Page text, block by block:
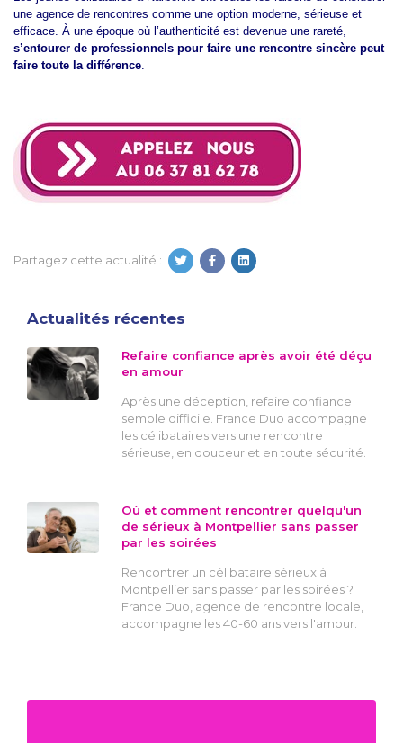
une agence de rencontres comme une option moderne, sérieuse et
efficace. À une époque où l’authenticité est devenue une rareté,
s’entourer de professionnels pour faire une rencontre sincère peut
faire toute la différence
Partagez cette actualité :
Actualités récentes
Refaire confiance après avoir été déçu
en amour
Après une déception, refaire confiance
semble difficile. France Duo accompagne
les célibataires vers une rencontre
sérieuse, en douceur et en toute sécurité.
Où et comment rencontrer quelqu'un
de sérieux à Montpellier sans passer
par les soirées
Rencontrer un célibataire sérieux à
Montpellier sans passer par les soirées ?
France Duo, agence de rencontre locale,
accompagne les 40-60 ans vers l'amour.